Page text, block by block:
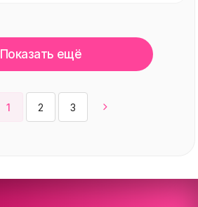
1 2 3
Показать ещё